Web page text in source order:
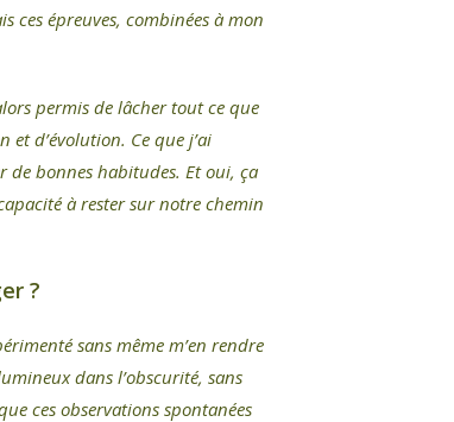
ces épreuves, combinées à mon
permis de lâcher tout ce que
d’évolution. Ce que j’ai
de bonnes habitudes. Et oui, ça
à rester sur notre chemin
?
sans même m’en rendre
dans l’obscurité, sans
ces observations spontanées